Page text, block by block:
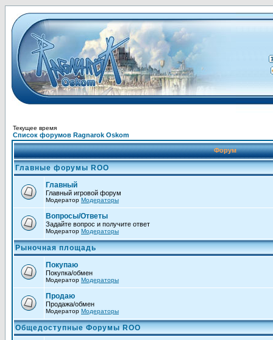
Текущее время
Список форумов Ragnarok Oskom
Форум
Главные форумы ROO
Главный
Главный игровой форум
Модератор Модераторы
Вопросы/Ответы
Задайте вопрос и получите ответ
Модератор Модераторы
Рыночная площадь
Покупаю
Покупка/обмен
Модератор Модераторы
Продаю
Продажа/обмен
Модератор Модераторы
Общедоступные Форумы ROO